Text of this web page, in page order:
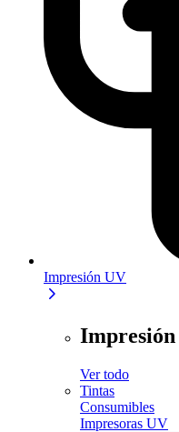
Impresión UV
Ver todo
Tintas
Consumibles
Impresoras UV